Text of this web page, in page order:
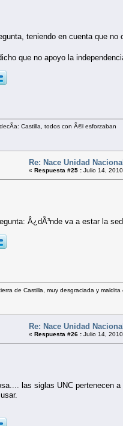
teniendo en cuenta que
que no apoyo la
Castilla, todos con Ã©l esforzaban
Re: Nace Unidad
« Respuesta #25 : Julio 14,
Â¿dÃ³nde va a estar la
de Castilla, muy desgraciada y
Re: Nace Unidad
« Respuesta #26 : Julio 14,
las siglas UNC pertenecen